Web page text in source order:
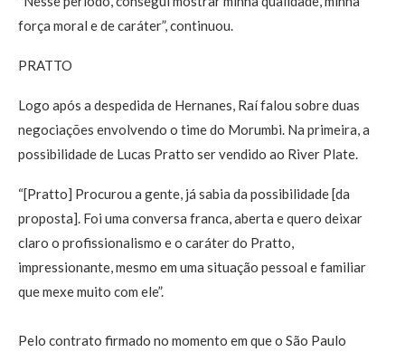
força moral e de caráter”, continuou.
PRATTO
Logo após a despedida de Hernanes, Raí falou sobre duas
negociações envolvendo o time do Morumbi. Na primeira, a
possibilidade de Lucas Pratto ser vendido ao River Plate.
“[Pratto] Procurou a gente, já sabia da possibilidade [da
proposta]. Foi uma conversa franca, aberta e quero deixar
claro o profissionalismo e o caráter do Pratto,
impressionante, mesmo em uma situação pessoal e familiar
que mexe muito com ele”.
Pelo contrato firmado no momento em que o São Paulo